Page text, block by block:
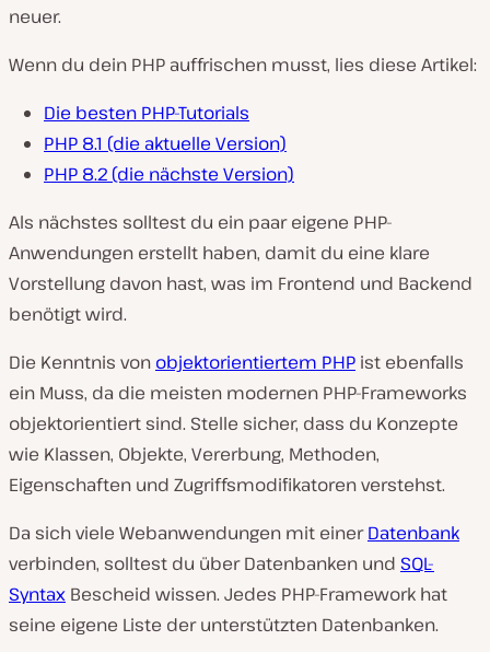
neuer.
Wenn du dein PHP auffrischen musst, lies diese Artikel:
Die besten PHP-Tutorials
PHP 8.1 (die aktuelle Version)
PHP 8.2 (die nächste Version)
Als nächstes solltest du ein paar eigene PHP-
Anwendungen erstellt haben, damit du eine klare
Vorstellung davon hast, was im Frontend und Backend
benötigt wird.
Die Kenntnis von objektorientiertem PHP ist ebenfalls
ein Muss, da die meisten modernen PHP-Frameworks
objektorientiert sind. Stelle sicher, dass du Konzepte
wie Klassen, Objekte, Vererbung, Methoden,
Eigenschaften und Zugriffsmodifikatoren verstehst.
Da sich viele Webanwendungen mit einerDatenbank
verbinden, solltest du über Datenbanken und SQL-
Syntax Bescheid wissen. Jedes PHP-Framework hat
seine eigene Liste der unterstützten Datenbanken.